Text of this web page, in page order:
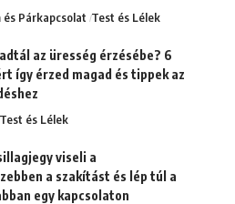
és Párkapcsolat Test és Lélek
az üresség érzésébe? 6
így érzed magad és tippek az
Test és Lélek
viseli a
a szakítást és lép túl a
egy kapcsolaton